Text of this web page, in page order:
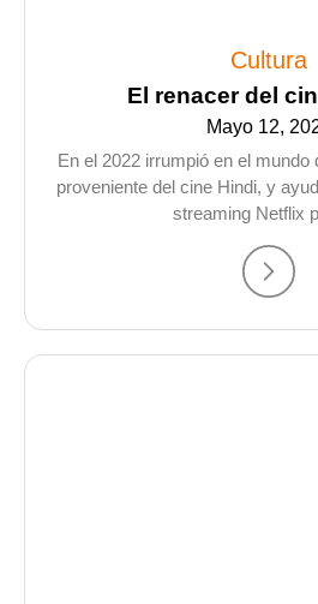
Cultura
El renacer del
Mayo 12,
En el 2022 irrumpió en el mundo
proveniente del cine Hindi, y
streaming Netflix